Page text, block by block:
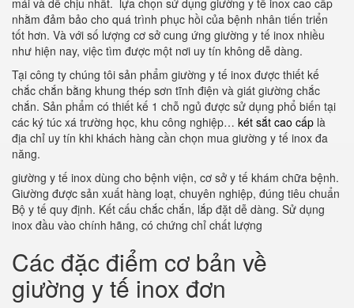
mái và dễ chịu nhất. lựa chọn sử dụng giường y tế inox cao cấp
nhằm đảm bảo cho quá trình phục hồi của bệnh nhân tiến triển
tốt hơn. Và với số lượng cơ sở cung ứng giường y tế inox nhiều
như hiện nay, việc tìm được một nơi uy tín không dễ dàng.
Tại công ty chúng tôi sản phẩm giường y tế inox được thiết kế
chắc chắn bằng khung thép sơn tĩnh điện và giát giường chắc
chắn. Sản phẩm có thiết kế 1 chỗ ngủ được sử dụng phổ biến tại
các ký túc xá trường học, khu công nghiệp… két sắt cao cấp là
địa chỉ uy tín khi khách hàng cần chọn mua giường y tế inox đa
năng.
giường y tế inox dùng cho bệnh viện, cơ sở y tế khám chữa bệnh.
Giường được sản xuất hàng loạt, chuyên nghiệp, đúng tiêu chuẩn
Bộ y tế quy định. Kết cấu chắc chắn, lắp đặt dễ dàng. Sử dụng
inox đầu vào chính hãng, có chứng chỉ chất lượng
Các đặc điểm cơ bản về
giường y tế inox đơn